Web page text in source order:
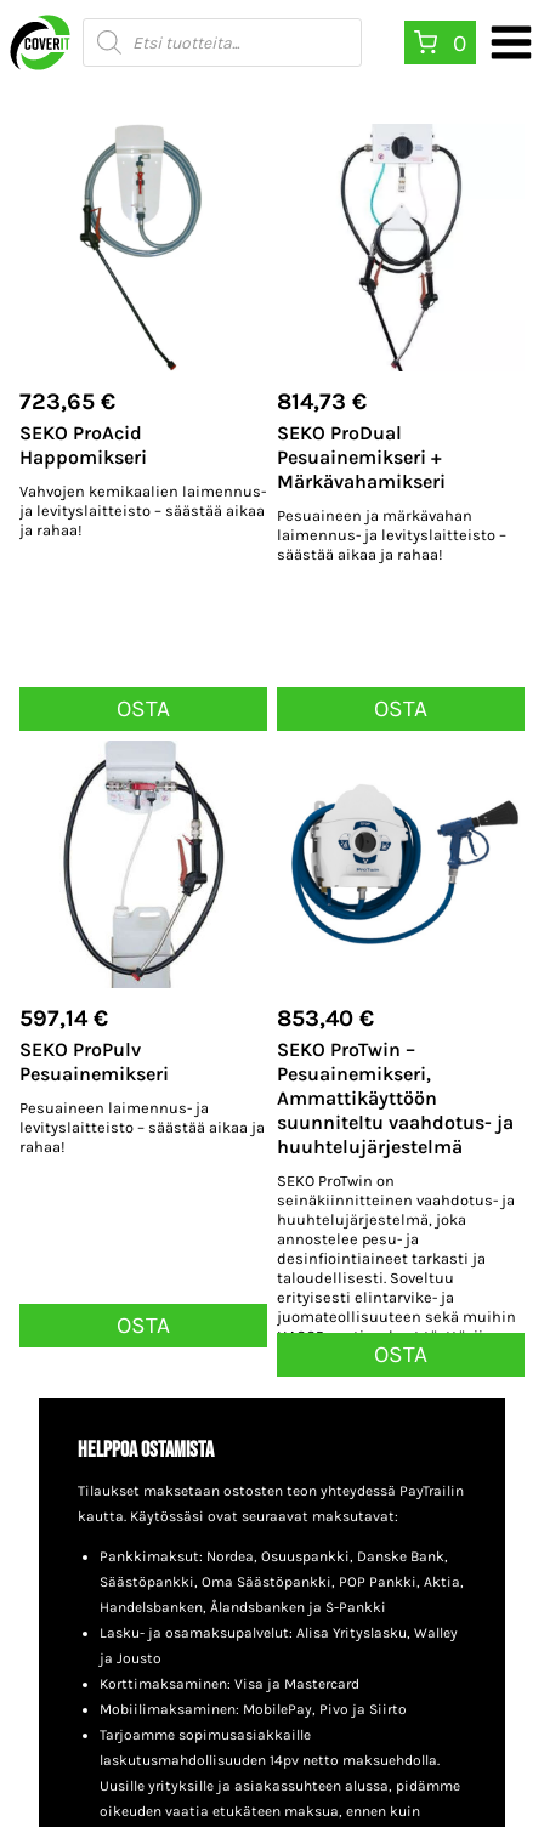
Siirry
sisältöön
Products
search
0
723,65 €
SEKO ProAcid
Happomikseri
Vahvojen kemikaalien laimennus-
ja levityslaitteisto – säästää aikaa
ja rahaa!
OSTA
814,73 €
SEKO ProDual
Pesuainemikseri +
Märkävahamikseri
Pesuaineen ja märkävahan
laimennus- ja levityslaitteisto –
säästää aikaa ja rahaa!
OSTA
597,14€
SEKO ProPulv
Pesuainemikseri
Pesuaineen laimennus- ja
levityslaitteisto – säästää aikaa ja
rahaa!
OSTA
853,40 €
SEKO ProTwin –
Pesuainemikseri,
Ammattikäyttöön
suunniteltu vaahdotus- ja
huuhtelujärjestelmä
SEKO ProTwin on
seinäkiinnitteinen vaahdotus- ja
huuhtelujärjestelmä, joka
annostelee pesu- ja
desinfiointiaineet tarkasti ja
taloudellisesti. Soveltuu
erityisesti elintarvike- ja
juomateollisuuteen sekä muihin
HACCP-vaatimukset täyttäviin
puhdistuskohteisiin.
OSTA
Helppoa ostamista
Tilaukset maksetaan ostosten teon yhteydessä PayTrailin
kautta. Käytössäsi ovat seuraavat maksutavat:
Pankkimaksut: Nordea, Osuuspankki, Danske Bank,
Säästöpankki, Oma Säästöpankki, POP Pankki, Aktia,
Handelsbanken, Ålandsbanken ja S-Pankki
Lasku- ja osamaksupalvelut: Alisa Yrityslasku, Walley
ja Jousto
Korttimaksaminen: Visa ja Mastercard
Mobiilimaksaminen: MobilePay, Pivo ja Siirto
Tarjoamme sopimusasiakkaille
laskutusmahdollisuuden 14pv netto maksuehdolla.
Uusille yrityksille ja asiakassuhteen alussa, pidämme
oikeuden vaatia etukäteen maksua, ennen kuin